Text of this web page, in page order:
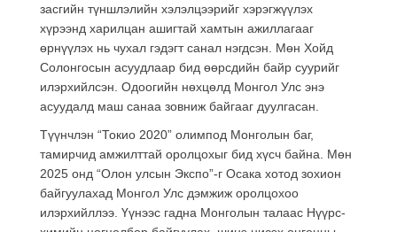
засгийн түншлэлийн хэлэлцээрийг хэрэгжүүлэх
хүрээнд харилцан ашигтай хамтын ажиллагааг
өрнүүлэх нь чухал гэдэгт санал нэгдсэн. Мөн Хойд
Солонгосын асуудлаар бид өөрсдийн байр суурийг
илэрхийлсэн. Одоогийн нөхцөлд Монгол Улс энэ
асуудалд маш санаа зовниж байгааг дуулгасан.
Түүнчлэн “Токио 2020” олимпод Монголын баг,
тамирчид амжилттай оролцохыг бид хүсч байна. Мөн
2025 онд “Олон улсын Экспо”-г Осака хотод зохион
байгуулахад Монгол Улс дэмжиж оролцохоо
илэрхийллээ. Үүнээс гадна Монголын талаас Нүүрс-